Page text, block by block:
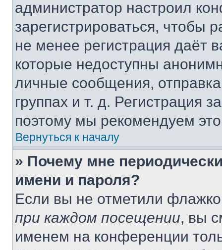
администратор настроил
зарегистрироваться, чтобы
не менее регистрация даёт
которые недоступны
личные сообщения,
группах и т. д. Регистрация
поэтому мы рекомендуем
Вернуться к началу
» Почему мне
имени и пароля?
Если вы не отметили
при каждом посещении, вы
именем на конференции